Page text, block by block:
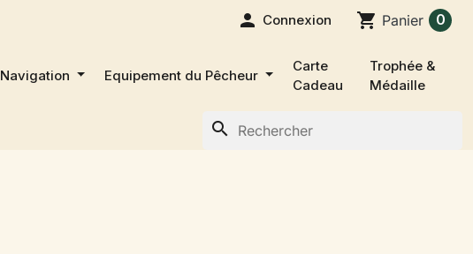
 Connexion shopping_cart Panier 0
Navigation Equipement du Pêcheur
Carte
Cadeau
Trophée &
Médaille
search